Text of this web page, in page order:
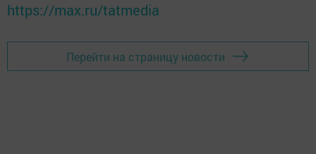
https://max.ru/tatmedia
Перейти на страницу новости